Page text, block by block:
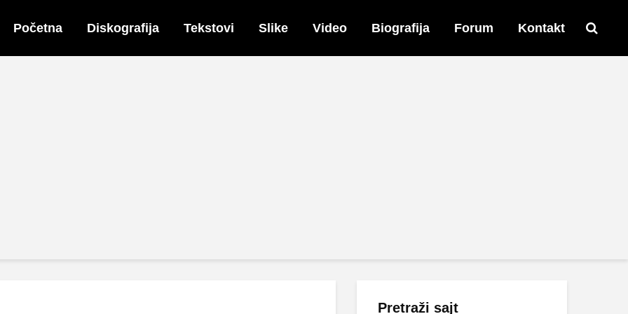
Početna Diskografija Tekstovi Slike Video Biografija Forum Kontakt
Pretraži sajt